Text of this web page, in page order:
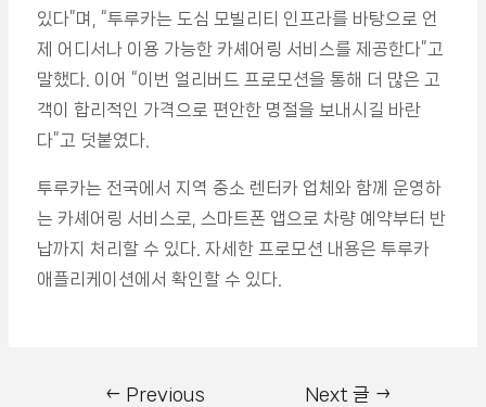
있다”며, “투루카는 도심 모빌리티 인프라를 바탕으로 언
제 어디서나 이용 가능한 카셰어링 서비스를 제공한다”고
말했다. 이어 “이번 얼리버드 프로모션을 통해 더 많은 고
객이 합리적인 가격으로 편안한 명절을 보내시길 바란
다”고 덧붙였다.
투루카는 전국에서 지역 중소 렌터카 업체와 함께 운영하
는 카셰어링 서비스로, 스마트폰 앱으로 차량 예약부터 반
납까지 처리할 수 있다. 자세한 프로모션 내용은 투루카
애플리케이션에서 확인할 수 있다.
← Previous
Next 글 →